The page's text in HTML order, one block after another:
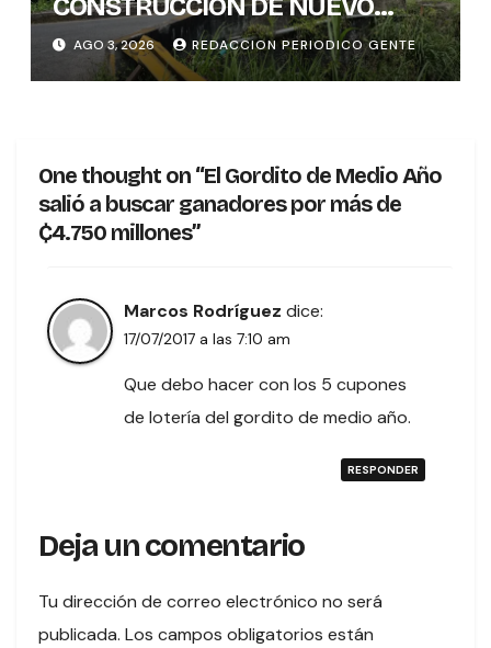
CONSTRUCCIÓN DE NUEVO
PUENTE EN TURES TRAS
CONCLUIR PROCESO DE
VALORACIÓN PATRIMONIAL
AGO 3, 2026 REDACCION PERIODICO GENTE
One thought on “El Gordito de Medio Año
salió a buscar ganadores por más de
₵4.750 millones”
Marcos Rodríguez dice:
17/07/2017 a las 7:10 am
Que debo hacer con los 5 cupones
de lotería del gordito de medio año.
RESPONDER
Deja un comentario
Tu dirección de correo electrónico no será
publicada. Los campos obligatorios están